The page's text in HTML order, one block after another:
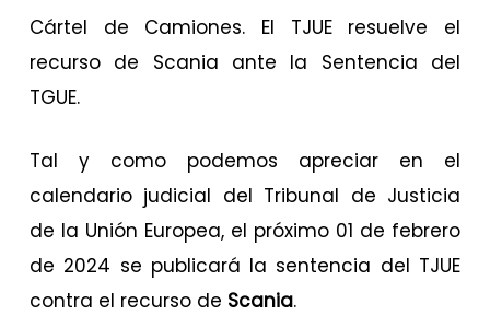
Cártel de Camiones. El TJUE resuelve el
recurso de Scania ante la Sentencia del
TGUE.
Tal y como podemos apreciar en el
calendario judicial del Tribunal de Justicia
de la Unión Europea, el próximo 01 de febrero
de 2024 se publicará la sentencia del TJUE
contra el recurso de Scania.